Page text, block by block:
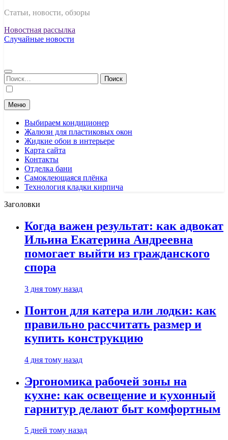
Статьи, новости, обзоры
Новостная рассылка
Случайные новости
Найти:
Меню
Выбираем кондиционер
Жалюзи для пластиковых окон
Жидкие обои в интерьере
Карта сайта
Контакты
Отделка бани
Самоклеющаяся плёнка
Технология кладки кирпича
Заголовки
Когда важен результат: как адвокат
Ильина Екатерина Андреевна
помогает выйти из гражданского
спора
3 дня тому назад
Понтон для катера или лодки: как
правильно рассчитать размер и
купить конструкцию
4 дня тому назад
Эргономика рабочей зоны на
кухне: как освещение и кухонный
гарнитур делают быт комфортным
5 дней тому назад